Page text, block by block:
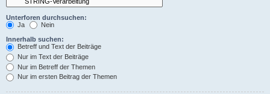
Unterforen durchsuchen:
Ja
Nein
Innerhalb suchen:
Betreff und Text der Beiträge
Nur im Text der Beiträge
Nur im Betreff der Themen
Nur im ersten Beitrag der Themen